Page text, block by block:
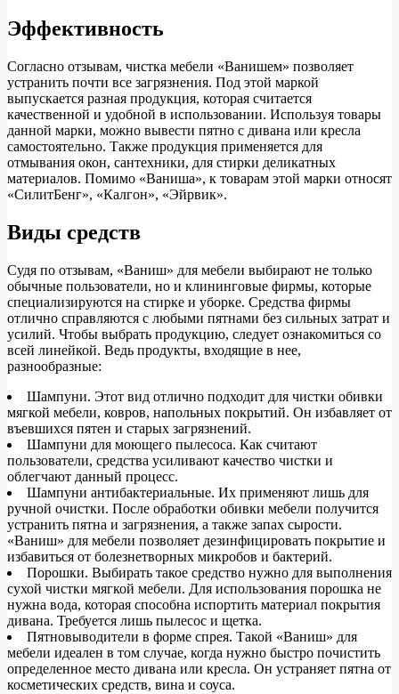
Эффективность
Согласно отзывам, чистка мебели «Ванишем» позволяет
устранить почти все загрязнения. Под этой маркой
выпускается разная продукция, которая считается
качественной и удобной в использовании. Используя товары
данной марки, можно вывести пятно с дивана или кресла
самостоятельно. Также продукция применяется для
отмывания окон, сантехники, для стирки деликатных
материалов. Помимо «Ваниша», к товарам этой марки относят
«СилитБенг», «Калгон», «Эйрвик».
Виды средств
Судя по отзывам, «Ваниш» для мебели выбирают не только
обычные пользователи, но и клининговые фирмы, которые
специализируются на стирке и уборке. Средства фирмы
отлично справляются с любыми пятнами без сильных затрат и
усилий. Чтобы выбрать продукцию, следует ознакомиться со
всей линейкой. Ведь продукты, входящие в нее,
разнообразные:
Шампуни. Этот вид отлично подходит для чистки обивки
мягкой мебели, ковров, напольных покрытий. Он избавляет от
въевшихся пятен и старых загрязнений.
Шампуни для моющего пылесоса. Как считают
пользователи, средства усиливают качество чистки и
облегчают данный процесс.
Шампуни антибактериальные. Их применяют лишь для
ручной очистки. После обработки обивки мебели получится
устранить пятна и загрязнения, а также запах сырости.
«Ваниш» для мебели позволяет дезинфицировать покрытие и
избавиться от болезнетворных микробов и бактерий.
Порошки. Выбирать такое средство нужно для выполнения
сухой чистки мягкой мебели. Для использования порошка не
нужна вода, которая способна испортить материал покрытия
дивана. Требуется лишь пылесос и щетка.
Пятновыводители в форме спрея. Такой «Ваниш» для
мебели идеален в том случае, когда нужно быстро почистить
определенное место дивана или кресла. Он устраняет пятна от
косметических средств, вина и соуса.